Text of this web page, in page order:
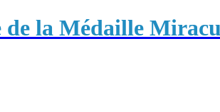
la Médaille